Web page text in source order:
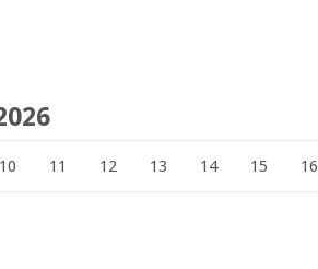
10 11 12 13 14 15 16